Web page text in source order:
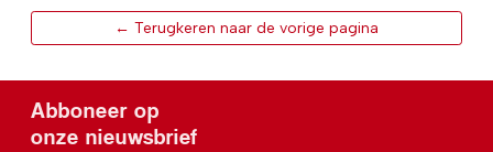
← Terugkeren naar de vorige pagina
Abboneer op
onze nieuwsbrief